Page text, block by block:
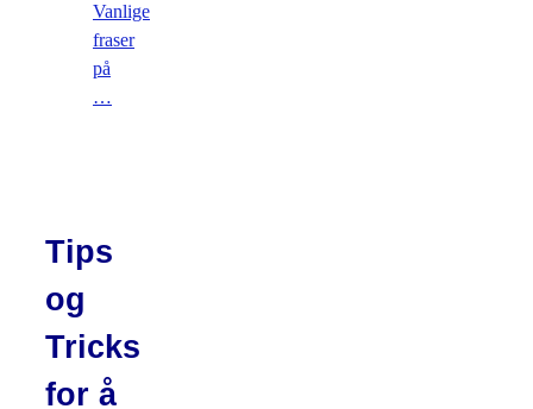
Vanlige
fraser
på
…
Tips
og
Tricks
for å